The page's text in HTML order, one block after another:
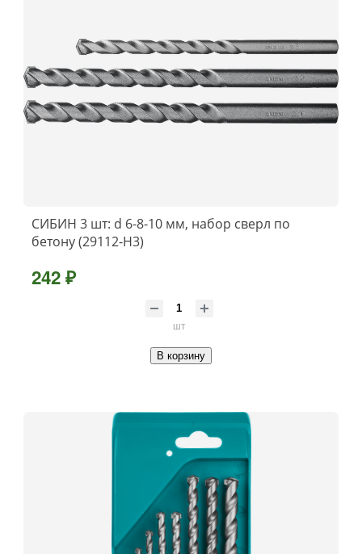
СИБИН 3 шт: d 6-8-10 мм, набор сверл по
бетону (29112-H3)
242 ₽
шт
В корзину